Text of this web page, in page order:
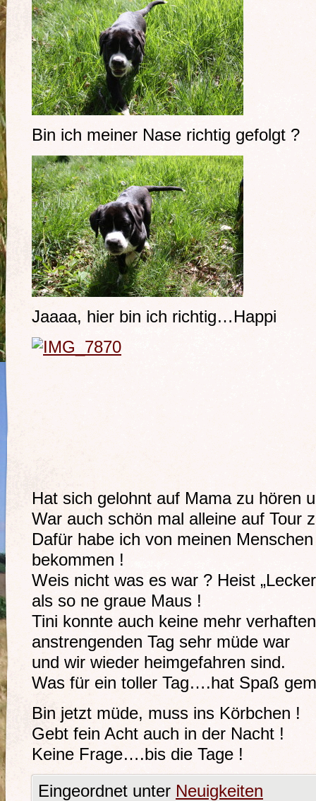
Bin ich meiner Nase richtig gefolgt ?
Jaaaa, hier bin ich richtig…Happi
Hat sich gelohnt auf Mama zu hören
War auch schön mal alleine auf Tour
Dafür habe ich von meinen
bekommen !
Weis nicht was es war ? Heist
als so ne graue Maus !
Tini konnte auch keine mehr
anstrengenden Tag sehr müde war
und wir wieder heimgefahren sind.
Was für ein toller Tag….hat Spaß
Bin jetzt müde, muss ins Körbchen !
Gebt fein Acht auch in der Nacht !
Keine Frage….bis die Tage !
Eingeordnet unter Neuigkeiten